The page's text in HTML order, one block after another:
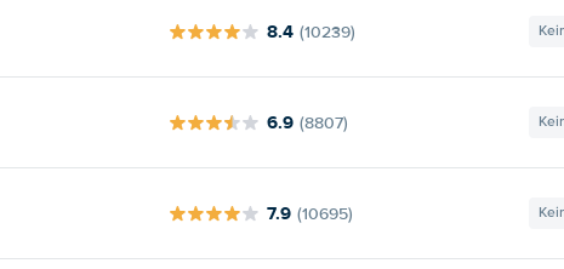
8.4 (10239)
6.9 (8807)
7.9 (10695)